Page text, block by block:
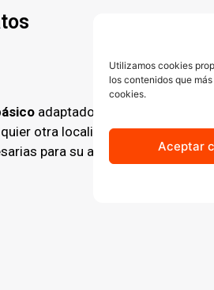
Utilizamos cookies
los contenidos que
cookies.
Aceptar
adaptado a las necesidades
otra localidad. Conocerás la
para su adopción.